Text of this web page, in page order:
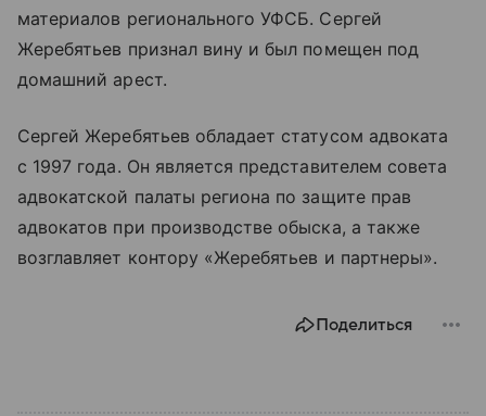
материалов регионального УФСБ. Сергей
Жеребятьев признал вину и был помещен под
домашний арест.
Сергей Жеребятьев обладает статусом адвоката
с 1997 года. Он является представителем совета
адвокатской палаты региона по защите прав
адвокатов при производстве обыска, а также
возглавляет контору «Жеребятьев и партнеры».
Поделиться